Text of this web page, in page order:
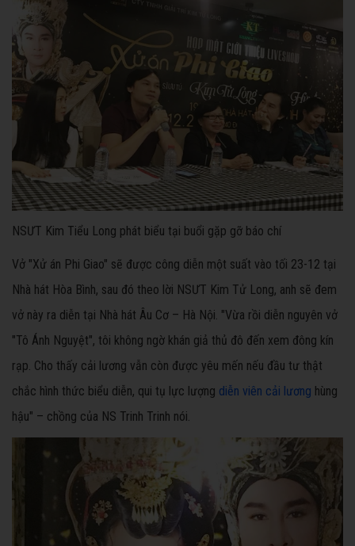
NSƯT Kim Tiểu Long phát biểu tại buổi gặp gỡ báo chí
Vở "Xử án Phi Giao" sẽ được công diễn một suất vào tối 23-12 tại
Nhà hát Hòa Bình, sau đó theo lời NSƯT Kim Tử Long, anh sẽ đem
vở này ra diễn tại Nhà hát Âu Cơ – Hà Nội. "Vừa rồi diễn nguyên vở
"Tô Ánh Nguyệt", tôi không ngờ khán giả thủ đô đến xem đông kín
rạp. Cho thấy cải lương vẫn còn được yêu mến nếu đầu tư thật
chắc hình thức biểu diễn, qui tụ lực lượng diễn viên cải lương hùng
hậu" – chồng của NS Trinh Trinh nói.